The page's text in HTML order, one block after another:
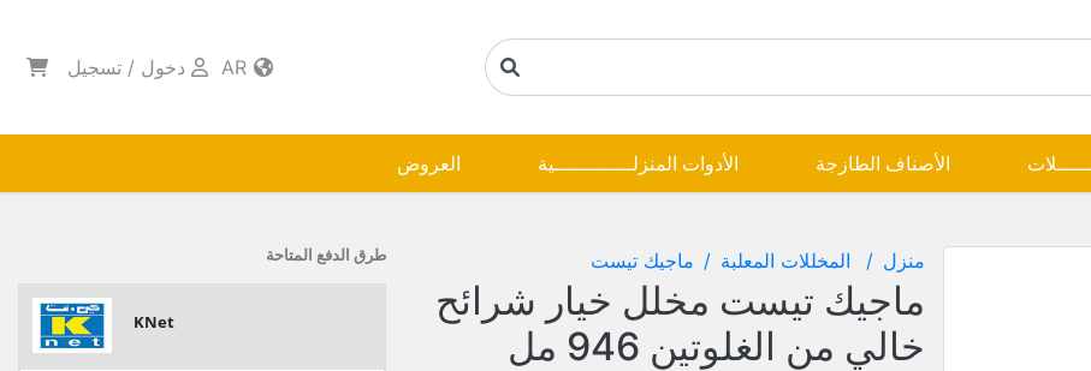
دخول / تسجيل
الأصناف الطازجة الأدوات المنزلـــــــــــــية العروض
منزل المخللات المعلبة ماجيك تيست
ماجيك تيست مخلل خيار شرائح
خالي من الغلوتين 946 مل
طرق الدفع المتاحة
KNet